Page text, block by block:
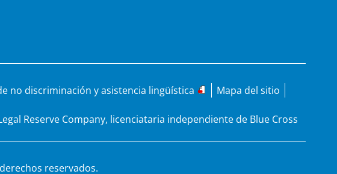
no discriminación y asistencia lingüística
Mapa del sitio
Reserve Company, licenciataria independiente de Blue Cross
reservados.